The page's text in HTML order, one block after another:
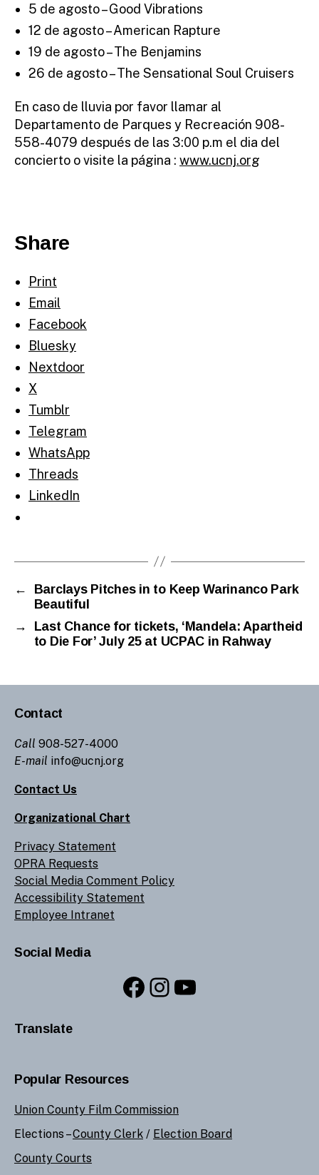
5 de agosto – Good Vibrations
12 de agosto – American Rapture
19 de agosto – The Benjamins
26 de agosto – The Sensational Soul Cruisers
En caso de lluvia por favor llamar al
Departamento de Parques y Recreación 908-
558-4079 después de las 3:00 p.m el dia del
concierto o visite la página : www.ucnj.org
Share
Print
Email
Facebook
Bluesky
Nextdoor
X
Tumblr
Telegram
WhatsApp
Threads
LinkedIn
←
Barclays Pitches in to Keep Warinanco Park
Beautiful
→
Last Chance for tickets, ‘Mandela: Apartheid
to Die For’ July 25 at UCPAC in Rahway
Contact
Call 908-527-4000
E-mail info@ucnj.org
Contact Us
Organizational Chart
Privacy Statement
OPRA Requests
Social Media Comment Policy
Accessibility Statement
Employee Intranet
Social Media
Facebook
Instagram
YouTube
Translate
Popular Resources
Union County Film Commission
Elections –County Clerk / Election Board
County Courts